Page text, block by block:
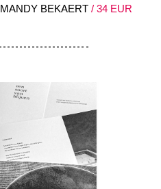
BEKAERT/ 34 EUR